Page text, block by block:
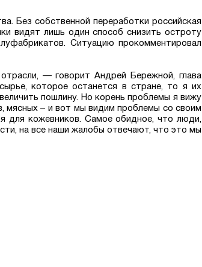
Без собственной переработки российская
видят лишь один способ снизить остроту
Ситуацию прокомментировал
— говорит Андрей Бережной, глава
которое останется в стране, то я их
пошлину. Но корень проблемы я вижу
мясных – и вот мы видим проблемы со своим
для кожевников. Самое обидное, что люди,
на все наши жалобы отвечают, что это мы